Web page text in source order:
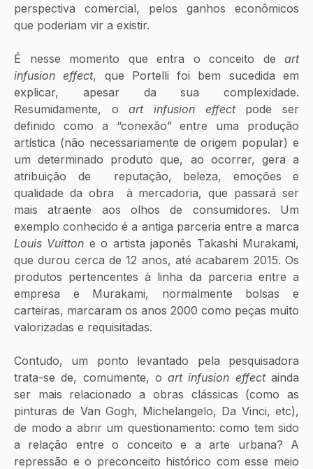
perspectiva comercial, pelos ganhos econômicos
que poderiam vir a existir.
É nesse momento que entra o conceito de art
infusion effect, que Portelli foi bem sucedida em
explicar, apesar da sua complexidade.
Resumidamente, o art infusion effect pode ser
definido como a “conexão” entre uma produção
artística (não necessariamente de origem popular) e
um determinado produto que, ao ocorrer, gera a
atribuição de  reputação, beleza, emoções e
qualidade da obra  à mercadoria, que passará ser
mais atraente aos olhos de consumidores. Um
Louis Vuitton e o artista japonês Takashi Murakami,
que durou cerca de 12 anos, até acabarem 2015. Os
produtos pertencentes à linha da parceria entre a
empresa e Murakami, normalmente bolsas e
carteiras, marcaram os anos 2000 como peças muito
valorizadas e requisitadas.
Contudo, um ponto levantado pela pesquisadora
trata-se de, comumente, o art infusion effect ainda
ser mais relacionado a obras clássicas (como as
pinturas de Van Gogh, Michelangelo, Da Vinci, etc),
de modo a abrir um questionamento: como tem sido
a relação entre o conceito e a arte urbana? A
repressão e o preconceito histórico com esse meio